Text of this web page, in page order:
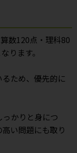
数120点・理科80
ります。
ため、優先的に
かりと身につ
い問題にも取り